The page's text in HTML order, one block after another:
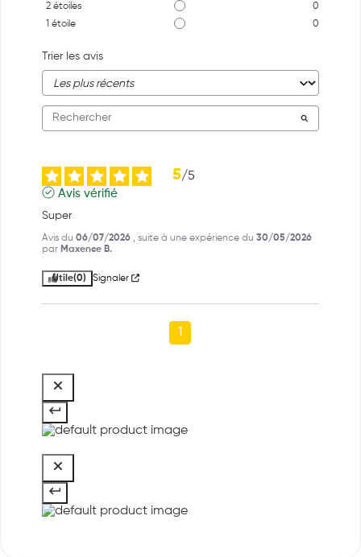
2 étoiles
0
1 étoile 0
Trier les avis
5/5
Avis vérifié
Super
Avis du 06/07/2026 , suite à une expérience du 30/05/2026
par Maxence B.
Utile(0) Signaler
1